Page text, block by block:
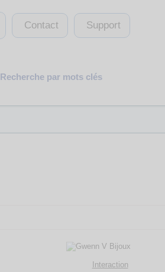
Contact Support
Recherche par mots clés
Interaction